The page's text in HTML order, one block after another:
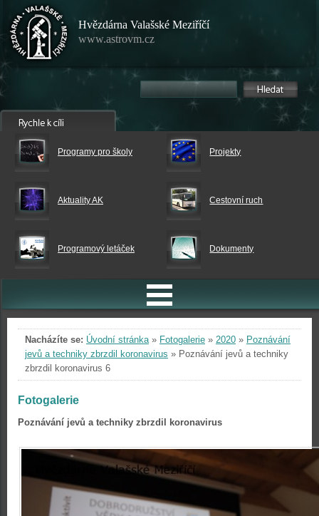
Hvězdárna Valašské Meziříčí
www.astrovm.cz
Programy pro školy Projekty
Aktuality AK Cestovní ruch
Programový letáček Dokumenty
Nacházíte se: Úvodní stránka» Fotogalerie » 2020 » Poznávání
jevů a techniky zbrzdil koronavirus » Poznávání jevů a techniky
zbrzdil koronavirus 6
Fotogalerie
Poznávání jevů a techniky zbrzdil koronavirus